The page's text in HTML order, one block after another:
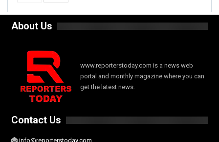
About Us
www.reporterstoday.com is a news web
portal and monthly magazine where you can
get the latest news.
Contact Us
info@reporterstoday.com